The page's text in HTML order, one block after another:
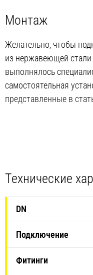
Монтаж
Желательно, чтобы
из нержавеющей стали
выполнялось
самостоятельная
представленные в
Технические